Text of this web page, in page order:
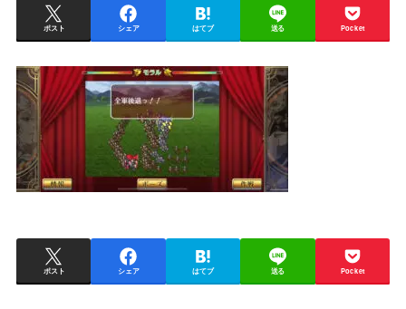
ポスト シェア はてブ 送る Pocket
ポスト シェア はてブ 送る Pocket